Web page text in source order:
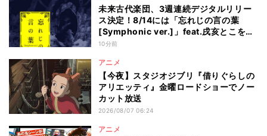
未来古代楽団、3週連続デジタルリリー
ス決定！8/14には「忘れじの言の葉
[Symphonic ver.]」feat.戌亥とこを配
信
10分前
アニメ
【今夜】スタジオジブリ『借りぐらしの
アリエッティ』金曜ロードショーでノー
カット放送
2026/08/07 06:24
アニメ